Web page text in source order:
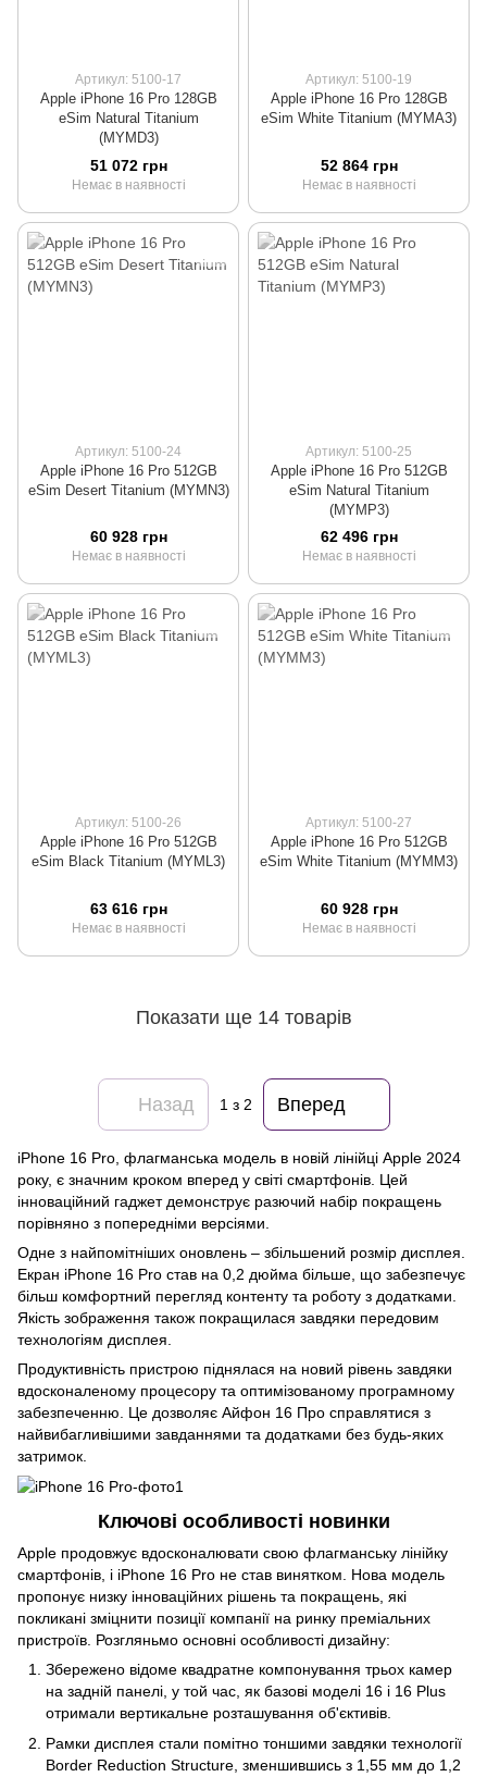
Артикул: 5100-17
Apple iPhone 16 Pro 128GB
eSim Natural Titanium
(MYMD3)
51 072 грн
Немає в наявності
Артикул: 5100-19
Apple iPhone 16 Pro 128GB
eSim White Titanium (MYMA3)
52 864 грн
Немає в наявності
Артикул: 5100-24
Apple iPhone 16 Pro 512GB
eSim Desert Titanium (MYMN3)
60 928 грн
Немає в наявності
Артикул: 5100-25
Apple iPhone 16 Pro 512GB
eSim Natural Titanium
(MYMP3)
62 496 грн
Немає в наявності
Артикул: 5100-26
Apple iPhone 16 Pro 512GB
eSim Black Titanium (MYML3)
63 616 грн
Немає в наявності
Артикул: 5100-27
Apple iPhone 16 Pro 512GB
eSim White Titanium (MYMM3)
60 928 грн
Немає в наявності
Показати ще 14 товарів
Назад 1 з 2 Вперед
iPhone 16 Pro, флагманська модель в новій лінійці Apple 2024
року, є значним кроком вперед у світі смартфонів. Цей
інноваційний гаджет демонструє разючий набір покращень
порівняно з попередніми версіями.
Одне з найпомітніших оновлень – збільшений розмір дисплея.
Екран iPhone 16 Pro став на 0,2 дюйма більше, що забезпечує
більш комфортний перегляд контенту та роботу з додатками.
Якість зображення також покращилася завдяки передовим
технологіям дисплея.
Продуктивність пристрою піднялася на новий рівень завдяки
вдосконаленому процесору та оптимізованому програмному
забезпеченню. Це дозволяє Айфон 16 Про справлятися з
найвибагливішими завданнями та додатками без будь-яких
затримок.
Ключові особливості новинки
Apple продовжує вдосконалювати свою флагманську лінійку
смартфонів, і iPhone 16 Pro не став винятком. Нова модель
пропонує низку інноваційних рішень та покращень, які
покликані зміцнити позиції компанії на ринку преміальних
пристроїв. Розгляньмо основні особливості дизайну:
Збережено відоме квадратне компонування трьох камер
на задній панелі, у той час, як базові моделі 16 і 16 Plus
отримали вертикальне розташування об'єктивів.
Рамки дисплея стали помітно тоншими завдяки технології
Border Reduction Structure, зменшившись з 1,55 мм до 1,2